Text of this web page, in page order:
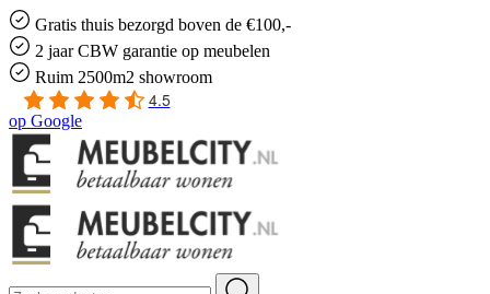
Gratis thuis bezorgd boven de €100,-
2 jaar CBW garantie op meubelen
Ruim 2500m2 showroom
4.5
op Google